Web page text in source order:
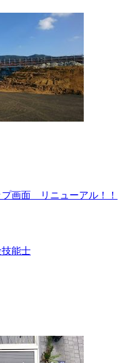
画面 リニューアル！！
能士